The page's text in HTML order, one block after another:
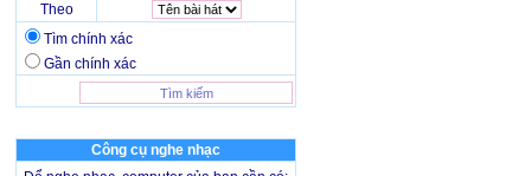
Theo
Tìm chính xác
Gần chính xác
Công cụ nghe nhạc